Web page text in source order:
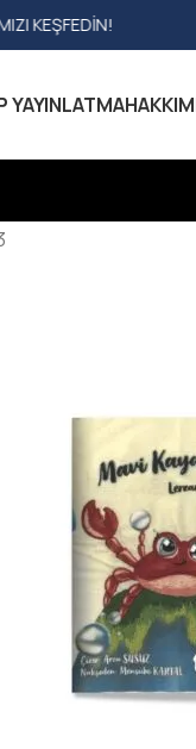
YENI ÇIKAN
YAYINLATMA